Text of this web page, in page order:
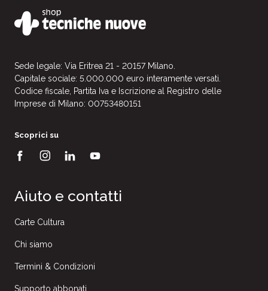
Sede legale: Via Eritrea 21 - 20157 Milano.
Capitale sociale: 5.000.000 euro interamente versati.
Codice fiscale, Partita Iva e Iscrizione al Registro delle
Imprese di Milano: 00753480151
Scoprici su
Aiuto e contatti
Carte Cultura
Chi siamo
Termini & Condizioni
Supporto abbonati